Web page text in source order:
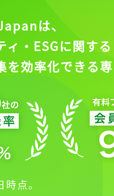
は、
ィ・ESGに関する
を効率化できる
点。